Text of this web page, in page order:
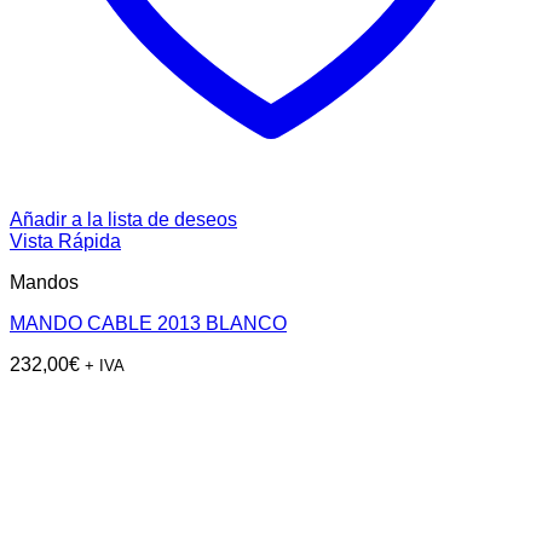
Añadir a la lista de deseos
Vista Rápida
Mandos
MANDO CABLE 2013 BLANCO
232,00€ + IVA